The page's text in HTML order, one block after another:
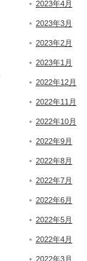
2023年4月
2023年3月
2023年2月
2023年1月
2022年12月
2022年11月
2022年10月
2022年9月
2022年8月
2022年7月
2022年6月
2022年5月
2022年4月
2022年3月